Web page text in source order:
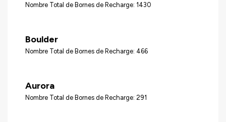
Nombre Total de Bornes de Recharge: 1430
Boulder
Nombre Total de Bornes de Recharge: 466
Aurora
Nombre Total de Bornes de Recharge: 291